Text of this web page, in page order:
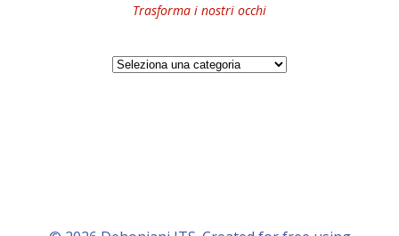
Trasforma i nostri occhi
Categorie